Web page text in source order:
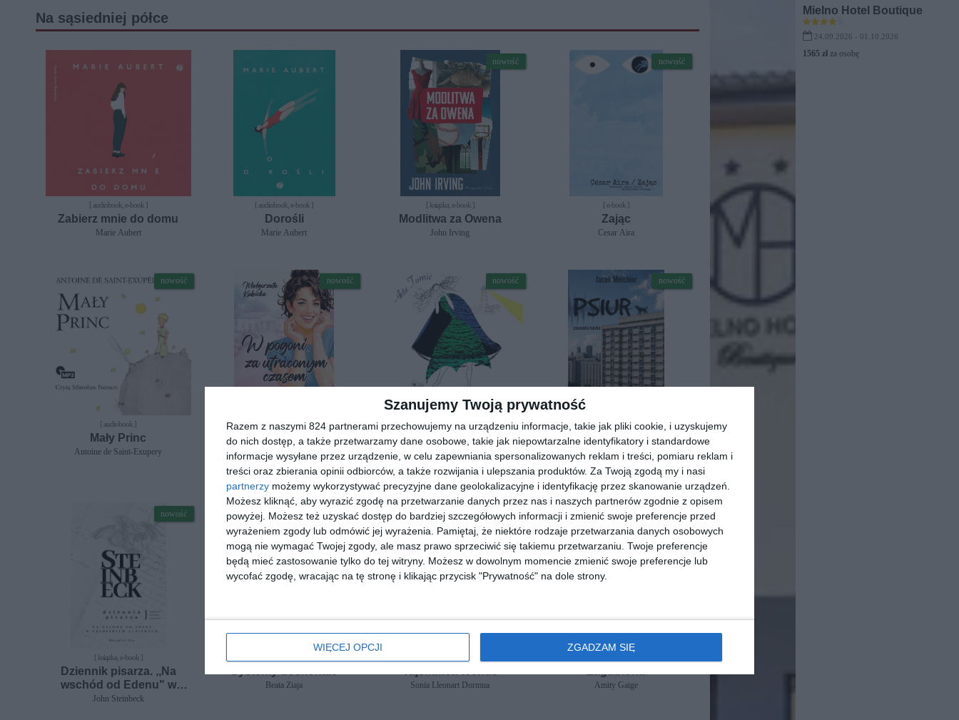
Szanujemy Twoją prywatność
Razem z naszymi 824 partnerami przechowujemy na urządzeniu informacje, takie jak pliki cookie, i uzyskujemy
do nich dostęp, a także przetwarzamy dane osobowe, takie jak niepowtarzalne identyfikatory i standardowe
informacje wysyłane przez urządzenie, w celu zapewniania spersonalizowanych reklam i treści, pomiaru reklam i
treści oraz zbierania opinii odbiorców, a także rozwijania i ulepszania produktów. Za Twoją zgodą my i nasi
partnerzy możemy wykorzystywać precyzyjne dane geolokalizacyjne i identyfikację przez skanowanie urządzeń.
Możesz kliknąć, aby wyrazić zgodę na przetwarzanie danych przez nas i naszych partnerów zgodnie z opisem
powyżej. Możesz też uzyskać dostęp do bardziej szczegółowych informacji i zmienić swoje preferencje przed
wyrażeniem zgody lub odmówić jej wyrażenia.
Pamiętaj, że niektóre rodzaje przetwarzania danych osobowych
mogą nie wymagać Twojej zgody, ale masz prawo sprzeciwić się takiemu przetwarzaniu. Twoje preferencje
będą mieć zastosowanie tylko do tej witryny. Możesz w dowolnym momencie zmienić swoje preferencje lub
wycofać zgodę, wracając na tę stronę i klikając przycisk "Prywatność" na dole strony.
WIĘCEJ OPCJI ZGADZAM SIĘ
Na sąsiedniej półce
[ audiobook, e-book ]
Zabierz mnie do domu
Marie Aubert
[ audiobook, e-book ]
Dorośli
Marie Aubert
nowość
[ książka, e-book ]
Modlitwa za Owena
John Irving
nowość
[ e-book ]
Zając
Cesar Aira
nowość
[ audiobook ]
Mały Princ
Antoine de Saint-Exupery
nowość
[ e-book ]
W pogoni za utraconym
czasem
Małgorzata Kubicka
nowość
[ książka, audiobook, e-book ]
Dzieci Świętej Małgorzaty
nowość
[ e-book ]
Psiur
Jacek Melchior
nowość
[ książka, e-book ]
Dziennik pisarza. ,,Na
wschód od Edenu" w
osobistych zapiskach
John Steinbeck
nowość
Beata Ziaja
nowość
Sonia Lleonart Dormua
nowość
Amity Gaige
Mielno Hotel Boutique
24.09.2026 - 01.10.2026
1565 zł za osobę